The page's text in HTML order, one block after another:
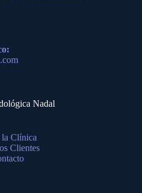
Nadal
la Clínica
Clientes